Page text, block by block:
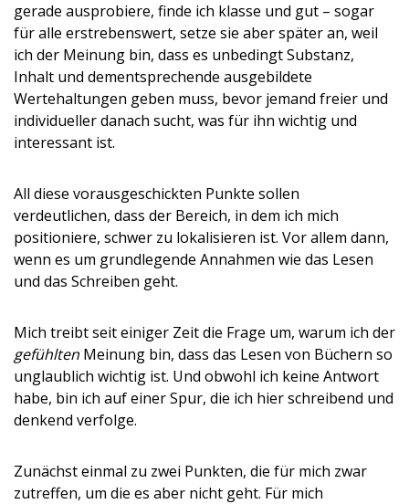
gerade ausprobiere, finde ich klasse und gut – sogar
für alle erstrebenswert, setze sie aber später an, weil
ich der Meinung bin, dass es unbedingt Substanz,
Inhalt und dementsprechende ausgebildete
Wertehaltungen geben muss, bevor jemand freier und
individueller danach sucht, was für ihn wichtig und
interessant ist.
All diese vorausgeschickten Punkte sollen
verdeutlichen, dass der Bereich, in dem ich mich
positioniere, schwer zu lokalisieren ist. Vor allem dann,
wenn es um grundlegende Annahmen wie das Lesen
und das Schreiben geht.
Mich treibt seit einiger Zeit die Frage um, warum ich der
gefühlten Meinung bin, dass das Lesen von Büchern so
unglaublich wichtig ist. Und obwohl ich keine Antwort
habe, bin ich auf einer Spur, die ich hier schreibend und
denkend verfolge.
Zunächst einmal zu zwei Punkten, die für mich zwar
zutreffen, um die es aber nicht geht. Für mich